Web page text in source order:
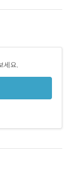
세요.